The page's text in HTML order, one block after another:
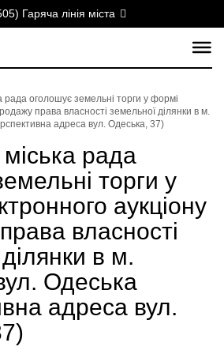
Гаряча лінія міста
рада оголошує земельні торги у формі
права власності земельної ділянки в м.
адреса вул. Одеська, 37)
рада
торги у
аукціону
власності
в м.
Одеська
адреса вул.